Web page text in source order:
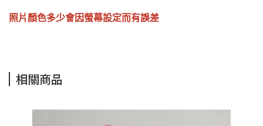
照片顏色多少會因螢幕設定而有誤差
相關商品